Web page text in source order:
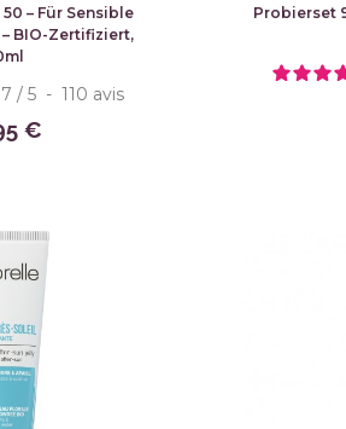
– Für Sensible
BIO-Zertifiziert,
/ 5 - 110 avis
€
Probierset